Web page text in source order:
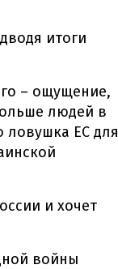
итоги
– ощущение,
людей в
ловушка ЕС для
и хочет
войны